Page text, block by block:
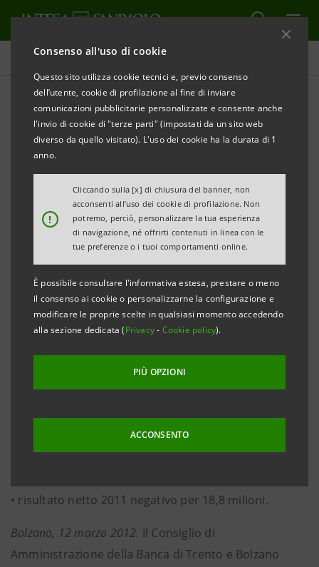
Consenso all'uso di cookie
Questo sito utilizza cookie tecnici e, previo consenso
dell’utente, cookie di profilazione al fine di inviare
comunicazioni pubblicitarie personalizzate e consente anche
l'invio di cookie di "terze parti" (impostati da un sito web
diverso da quello visitato). L'uso dei cookie ha la durata di 1
anno.
!
Cliccando sulla [x] di chiusura del banner, non
acconsenti all’uso dei cookie di profilazione. Non
potremo, perciò, personalizzare la tua esperienza
di navigazione, né offrirti contenuti in linea con le
tue preferenze o i tuoi comportamenti online.
È possibile consultare l'informativa estesa, prestare o meno
il consenso ai cookie o personalizzarne la configurazione e
modificare le proprie scelte in qualsiasi momento accedendo
alla sezione dedicata (Privacy- Cookie policy).
PIÙ OPZIONI
ACCONSENTO
Comunicati stampa
STAMPA AGGIORNA
COMUNICATO STAMPA
TRENTO E BOLZANO APPROVA IL PROGETTO DI
BILANCIO AL 31 DICEMBRE 2011
• 2,65 miliardi di euro impieghi a clientela, +5,6%
rispetto a fine 2010;
• stabile la raccolta diretta a breve;
• coefficienti patrimoniali confermati allo stesso livello
di sicurezza del 2010;
euro in forte crescita del 76,8% rispetto al 2010
riesposto e netto miglioramento del cost / income;
• rettifiche di valore nette su crediti 2011 a 39,2
• oneri straordinari 2011 per incentivazione all’esodo
• risultato netto 2011 negativo per 18,8 milioni.
Bolzano, 12 marzo 2012. Il Consiglio di
Amministrazione della Banca di Trento e Bolzano